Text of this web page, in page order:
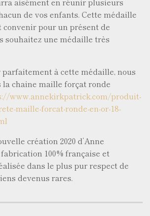
de vos enfants. Cette médaille
convenir pour un présent de
souhaitez une médaille très
parfaitement à cette médaille, nous
la chaine maille forçat ronde
www.annekirkpatrick.com/produit-
maille-forcat-ronde-en-or-18-
création 2020 d’Anne
100% française et
dans le plus pur respect de
devenus rares.